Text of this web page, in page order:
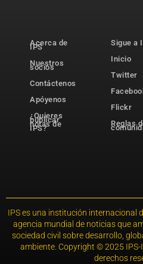
Acerca de
IPS
Nuestros
socios
Contáctenos
Apóyenos
¿Quieres
publicar
notas de
IPS?
Sigue a
Inicio
Twitter
Flickr
Reglas
IPS es una institución internacional
agencia mundial de noticias que
sociedad civil sobre desarrollo,
ambiente. Copyright © 2025 IPS-
derechos